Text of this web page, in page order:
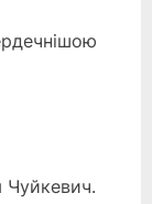
Чуйкевич.